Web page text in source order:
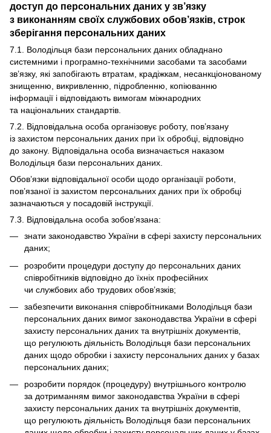
доступ до персональних даних у зв’язку
з виконанням своїх службових обов’язків, строк
зберігання персональних даних
7.1. Володільця бази персональних даних обладнано
системними і програмно-технічними засобами та засобами
зв’язку, які запобігають втратам, крадіжкам, несанкціонованому
знищенню, викривленню, підробленню, копіюванню
інформації і відповідають вимогам міжнародних
та національних стандартів.
7.2. Відповідальна особа організовує роботу, пов’язану
із захистом персональних даних при їх обробці, відповідно
до закону. Відповідальна особа визначається наказом
Володільця бази персональних даних.
Обов’язки відповідальної особи щодо організації роботи,
пов’язаної із захистом персональних даних при їх обробці
зазначаються у посадовій інструкції.
7.3. Відповідальна особа зобов’язана:
знати законодавство України в сфері захисту персональних
даних;
розробити процедури доступу до персональних даних
співробітників відповідно до їхніх професійних
чи службових або трудових обов’язків;
забезпечити виконання співробітниками Володільця бази
персональних даних вимог законодавства України в сфері
захисту персональних даних та внутрішніх документів,
що регулюють діяльність Володільця бази персональних
даних щодо обробки і захисту персональних даних у базах
персональних даних;
розробити порядок (процедуру) внутрішнього контролю
за дотриманням вимог законодавства України в сфері
захисту персональних даних та внутрішніх документів,
що регулюють діяльність Володільця бази персональних